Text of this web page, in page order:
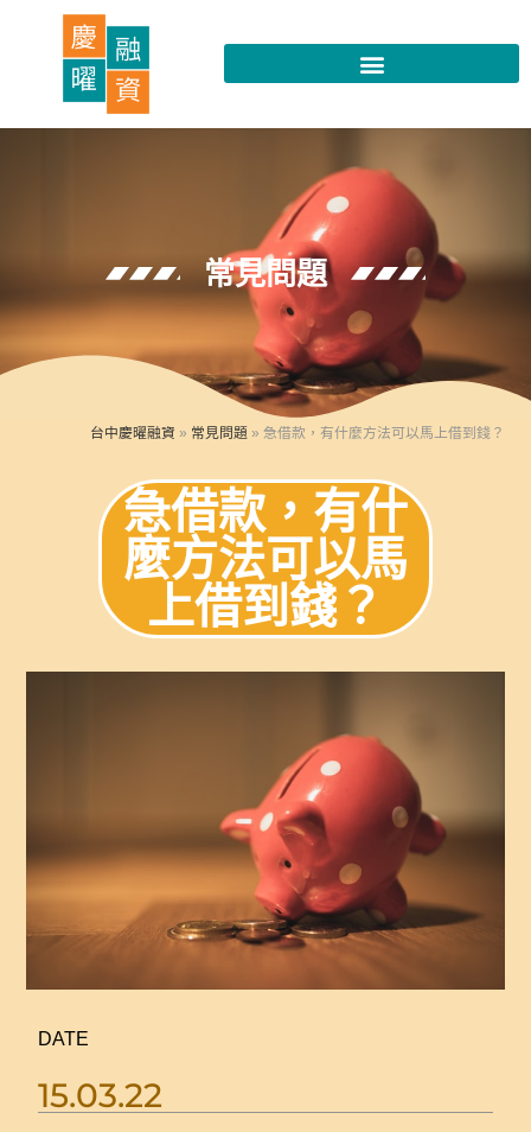
常見問題
台中慶曜融資» 常見問題» 急借款，有什麼方法可以馬上借到錢？
急借款，有什
麼方法可以馬
上借到錢？
DATE
15.03.22